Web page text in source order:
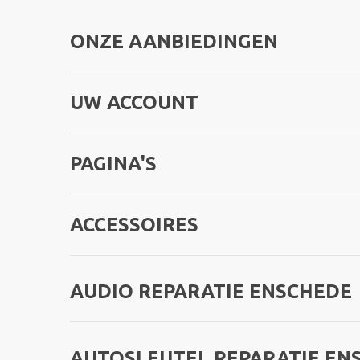
ONZE AANBIEDINGEN
UW ACCOUNT
PAGINA'S
ACCESSOIRES
AUDIO REPARATIE ENSCHEDE